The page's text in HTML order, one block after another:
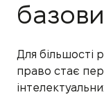
Для більшості
право стає